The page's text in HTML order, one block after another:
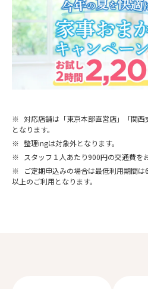
※ 対応店舗は「東京本部直営店」「関西
となります。
※ 整理ingは対象外となります。
※
スタッフ１人あたり900円の交通費を
※
ご定期申込みの場合は最低利用期間
以上のご利用となります。